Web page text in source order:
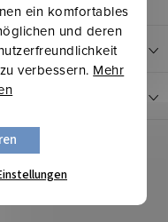
ein komfortables
und deren
verbessern. Mehr